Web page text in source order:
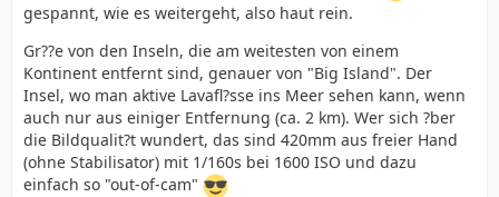
gespannt, wie es weitergeht, also haut rein.
Gr??e von den Inseln, die am weitesten von einem
Kontinent entfernt sind, genauer von "Big Island". Der
Insel, wo man aktive Lavafl?sse ins Meer sehen kann, wenn
auch nur aus einiger Entfernung (ca. 2 km). Wer sich ?ber
die Bildqualit?t wundert, das sind 420mm aus freier Hand
(ohne Stabilisator) mit 1/160s bei 1600 ISO und dazu
einfach so "out-of-cam"